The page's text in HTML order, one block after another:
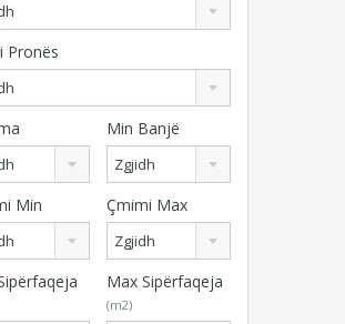
Pronës
Min Banjë
Zgjidh
Min Çmimi Max
Zgjidh
Max Sipërfaqeja
(m2)